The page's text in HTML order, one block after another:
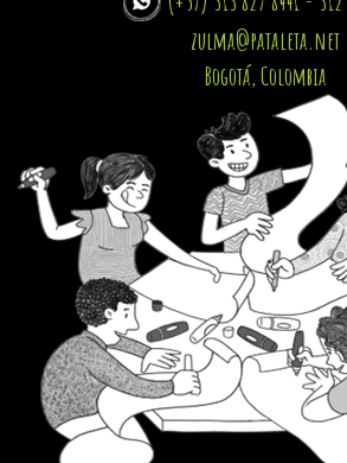
zulma@pataleta.net
Bogotá, Colombia